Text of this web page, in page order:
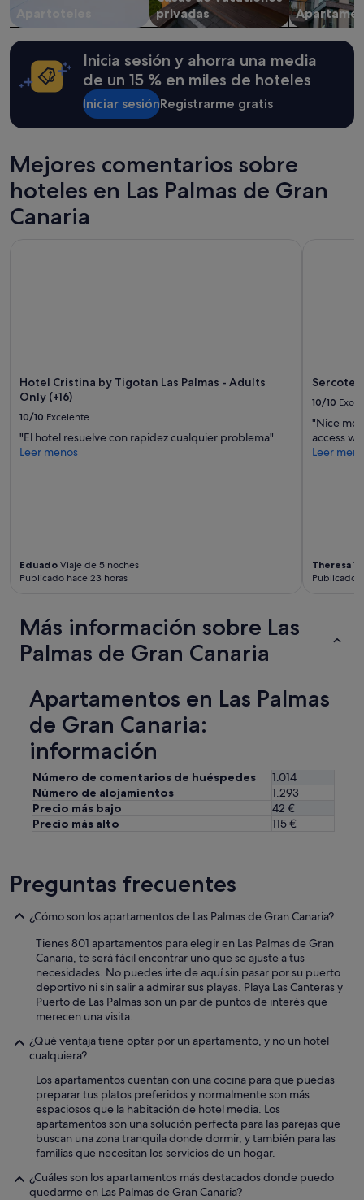
Pueden
aplicarse
términos
condiciones
adicionales.
Apartoteles
privadas
Inicia sesión y ahorra una media
de un 15 % en miles de hoteles
Iniciar sesiónRegistrarme gratis
Mejores comentarios sobre
hoteles en Las Palmas de Gran
Canaria
Hotel Cristina by Tigotan Las Palmas - Adults
Only (+16)
10/10 Excelente
"El hotel resuelve con rapidez cualquier problema"
Leer menos
Eduado Viaje de 5 noches
Publicado hace 23 horas
Sercotel
10/10
"Nice
access
Leer
Theresa
Publicado
Más información sobre Las
Palmas de Gran Canaria
Apartamentos en Las Palmas
de Gran Canaria:
información
Número de comentarios de huéspedes
1.014
Número de alojamientos
1.293
Precio más bajo
42 €
Precio más alto
115 €
Preguntas frecuentes
¿Cómo son los apartamentos de Las Palmas de Gran Canaria?
Tienes 801 apartamentos para elegir en Las Palmas de Gran
Canaria, te será fácil encontrar uno que se ajuste a tus
necesidades. No puedes irte de aquí sin pasar por su puerto
deportivo ni sin salir a admirar sus playas. Playa Las Canteras y
Puerto de Las Palmas son un par de puntos de interés que
merecen una visita.
¿Qué ventaja tiene optar por un apartamento, y no un hotel
cualquiera?
Los apartamentos cuentan con una cocina para que puedas
preparar tus platos preferidos y normalmente son más
espaciosos que la habitación de hotel media. Los
apartamentos son una solución perfecta para las parejas que
buscan una zona tranquila donde dormir, y también para las
familias que necesitan los servicios de un hogar.
¿Cuáles son los apartamentos más destacados donde puedo
quedarme en Las Palmas de Gran Canaria?